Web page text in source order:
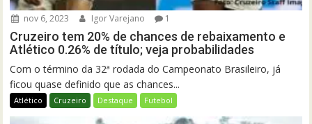
nov 6, 2023 Igor Varejano 1
Cruzeiro tem 20% de chances de rebaixamento e
Atlético 0.26% de título; veja probabilidades
Com o término da 32ª rodada do Campeonato Brasileiro, já
ficou quase definido que as chances...
Atlético Cruzeiro Destaque Futebol